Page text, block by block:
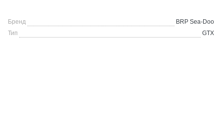
Бренд
BRP Sea-Doo
Тип
GTX